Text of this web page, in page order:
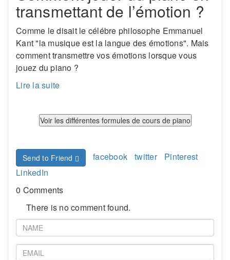
transmettant de l’émotion ?
Comme le disait le célébre philosophe Emmanuel
Kant "la musique est la langue des émotions". Mais
comment transmettre vos émotions lorsque vous
jouez du piano ?
Lire la suite
Send to Friend facebook twitter
Pinterest
LinkedIn
0 Comments
There is no comment found.